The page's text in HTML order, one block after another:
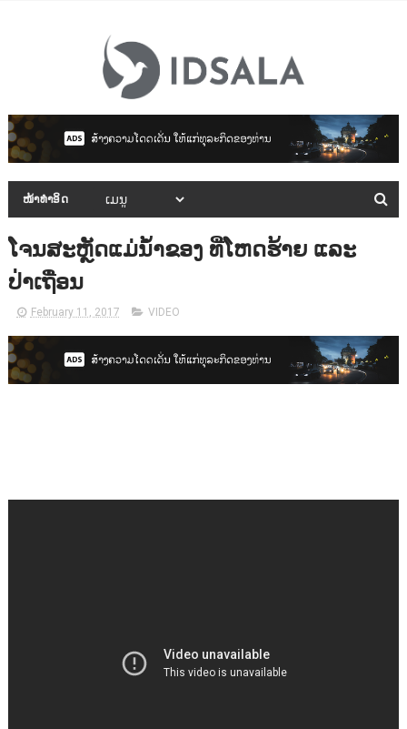
ໜ້າທຳອິດ
ໂຈນສະຫຼັດແມ່ນໍ້າຂອງ ທີ່ໂຫດຮ້າຍ ແລະ
ປ່າເຖື່ອນ
February 11, 2017 VIDEO